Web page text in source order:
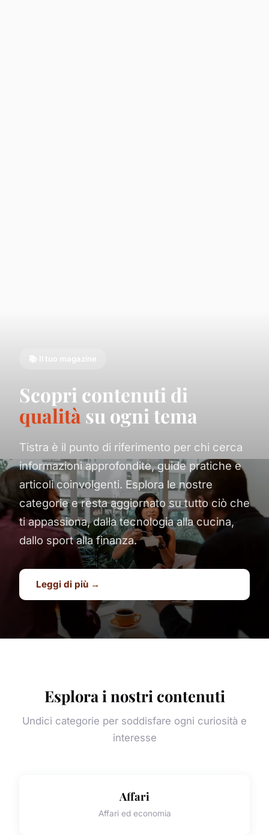
📚 Il tuo magazine
Scopri contenuti di
qualità su ogni tema
Tistra è il punto di riferimento per chi cerca
informazioni approfondite, guide pratiche e
articoli coinvolgenti. Esplora le nostre
categorie e resta aggiornato su tutto ciò che
ti appassiona, dalla tecnologia alla cucina,
dallo sport alla finanza.
Leggi di più →
Esplora i nostri contenuti
Undici categorie per soddisfare ogni curiosità e
interesse
Affari
Affari ed economia